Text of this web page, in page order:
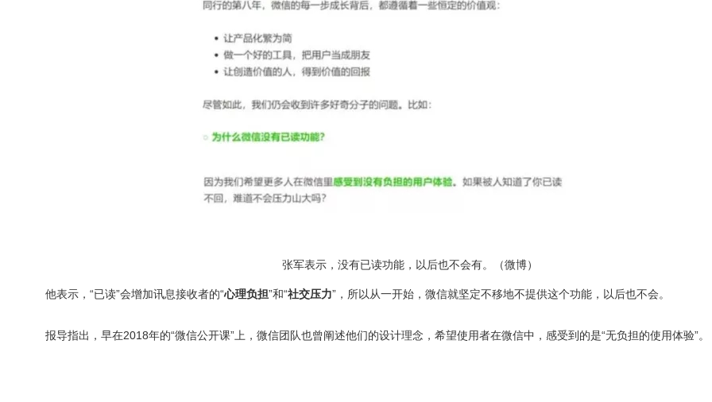
张军表示，没有已读功能，以后也不会有。（微博）
他表示，“已读”会增加讯息接收者的“心理负担”和“社交压力”，所以从一开始，微信就坚定不移地不提供这个功能，以后也不会。
报导指出，早在2018年的“微信公开课”上，微信团队也曾阐述他们的设计理念，希望使用者在微信中，感受到的是“无负担的使用体验”。